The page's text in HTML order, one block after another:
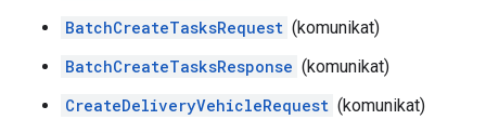
BatchCreateTasksRequest (komunikat)
BatchCreateTasksResponse (komunikat)
CreateDeliveryVehicleRequest (komunikat)